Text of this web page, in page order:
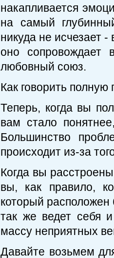
накапливается
на самый
никуда не исчезает
оно сопровождает
любовный союз.
Как говорить полную
Теперь, когда вы
вам стало
Большинство
происходит из-за
Когда вы
вы, как правило,
который расположен
так же ведет себя
массу неприятных
Давайте возьмем